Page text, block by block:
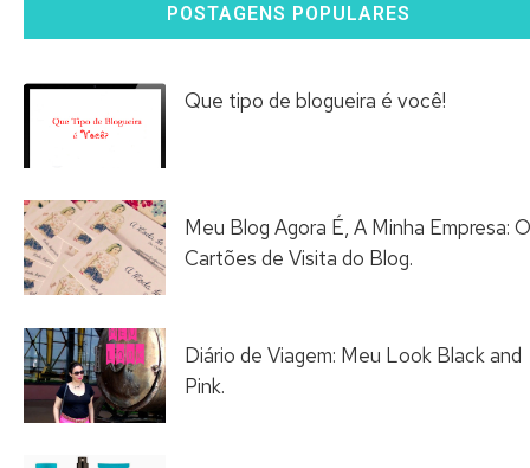
POSTAGENS POPULARES
Que tipo de blogueira é você!
Meu Blog Agora É, A Minha Empresa:
Cartões de Visita do Blog.
Diário de Viagem: Meu Look Black and
Pink.